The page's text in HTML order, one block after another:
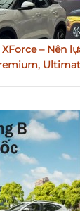
– Nên